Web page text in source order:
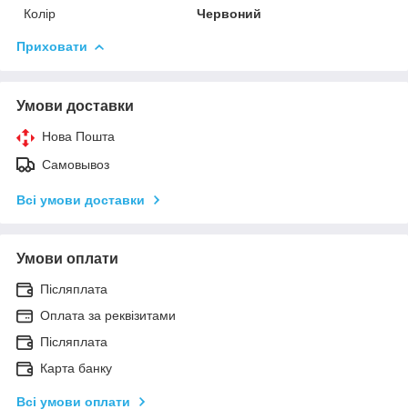
Колір Червоний
Приховати
Умови доставки
Нова Пошта
Самовывоз
Всі умови доставки
Умови оплати
Післяплата
Оплата за реквізитами
Післяплата
Карта банку
Всі умови оплати